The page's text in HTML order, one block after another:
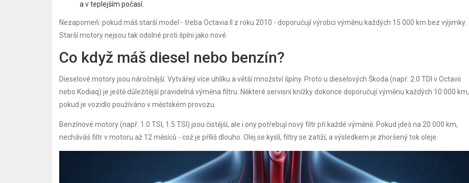
a v teplejším počasí.
Nezapomeň: pokud máš starší model - třeba Octavia II z roku 2010 - doporučují výrobci výměnu každých 15 000 km bez výjimky.
Starší motory nejsou tak odolné proti špíni jako nové.
Co když máš diesel nebo benzín?
Dieselové motory jsou náročnější. Vytvářejí více uhlíku a větší množství špíny. Proto u dieselových Škoda (např. 2.0 TDI v Octavii
nebo Kodiaq) je ještě důležitější pravidelná výměna filtru. Některé servisní knížky dokonce doporučují výměnu každých 10 000 km,
pokud je vozidlo používáno v městském provozu.
Benzínové motory (např. 1.0 TSI, 1.5 TSI) jsou čistější, ale i ony potřebují nový filtr při každé výměně. Pokud jdeš na 20 000 km,
necháváš filtr v motoru až 12 měsíců - což je příliš dlouho. Olej se kyslí, filtry se zatíží, a výsledkem je zhoršený tok oleje.